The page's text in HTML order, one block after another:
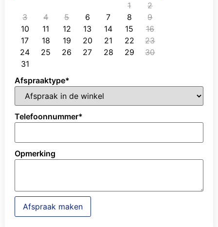
1
2
3
4 5 6 7 8
9
10
11 12 13 14 15
16
17
18 19 20 21 22
23
24
25 26 27 28 29
30
31
Afspraaktype*
Telefoonnummer*
Opmerking
Afspraak maken